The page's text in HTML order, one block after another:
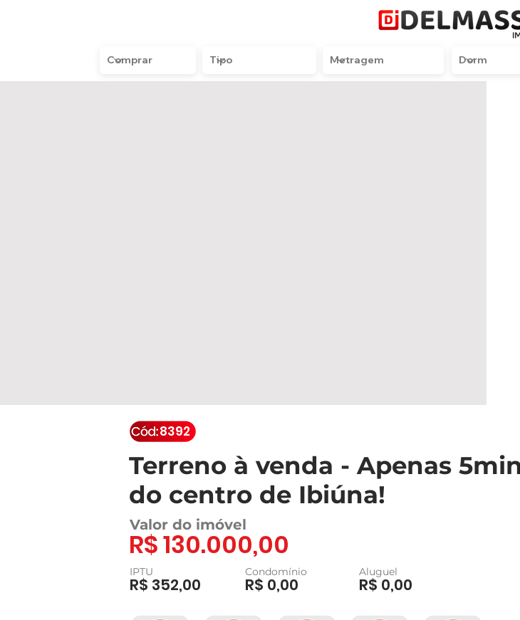
8392
Terreno à venda - Apenas
do centro de Ibiúna!
R$ 130.000,00
Valor do imóvel
R$ 352,00
IPTU
R$ 0,00
Condomínio
R$ 0,00
Aluguel